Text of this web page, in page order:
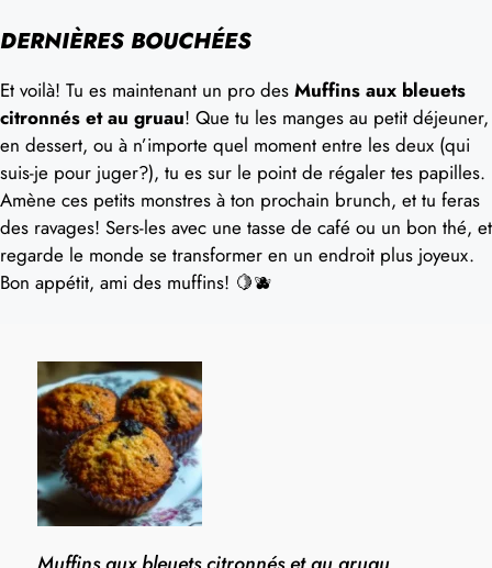
DERNIÈRES BOUCHÉES
Et voilà! Tu es maintenant un pro des Muffins aux bleuets
citronnés et au gruau! Que tu les manges au petit déjeuner,
en dessert, ou à n’importe quel moment entre les deux (qui
suis-je pour juger?), tu es sur le point de régaler tes papilles.
Amène ces petits monstres à ton prochain brunch, et tu feras
des ravages! Sers-les avec une tasse de café ou un bon thé, et
regarde le monde se transformer en un endroit plus joyeux.
Bon appétit, ami des muffins! 🍋🫐